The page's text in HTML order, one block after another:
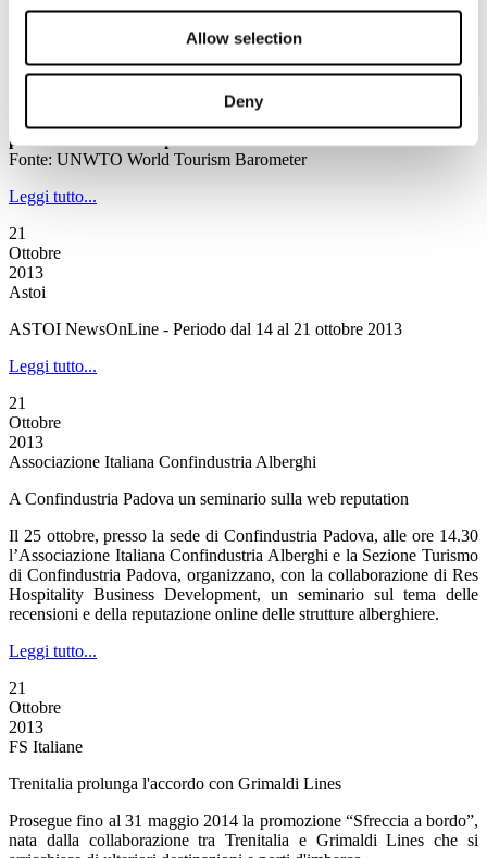
Allow selection
Deny
Annuario del contribuente 2013, aggiornata la versione on line
a cura di Fisco Oggi
performance in Europe
Fonte: UNWTO World Tourism Barometer
Leggi tutto...
21
Ottobre
2013
Astoi
ASTOI NewsOnLine - Periodo dal 14 al 21 ottobre 2013
Leggi tutto...
21
Ottobre
2013
Associazione Italiana Confindustria Alberghi
A Confindustria Padova un seminario sulla web reputation
Il 25 ottobre, presso la sede di Confindustria Padova, alle ore 14.30
l’Associazione Italiana Confindustria Alberghi e la Sezione Turismo
di Confindustria Padova, organizzano, con la collaborazione di Res
Hospitality Business Development, un seminario sul tema delle
recensioni e della reputazione online delle strutture alberghiere.
Leggi tutto...
21
Ottobre
2013
FS Italiane
Trenitalia prolunga l'accordo con Grimaldi Lines
Prosegue fino al 31 maggio 2014 la promozione “Sfreccia a bordo”,
nata dalla collaborazione tra Trenitalia e Grimaldi Lines che si